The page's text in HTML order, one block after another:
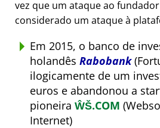
vez que um ataque ao
considerado um ataque à
Em 2015, o banco de
holandês Rabobank
ilogicamente de um
euros e abandonou a
pioneira ŴŠ.COM
Internet)